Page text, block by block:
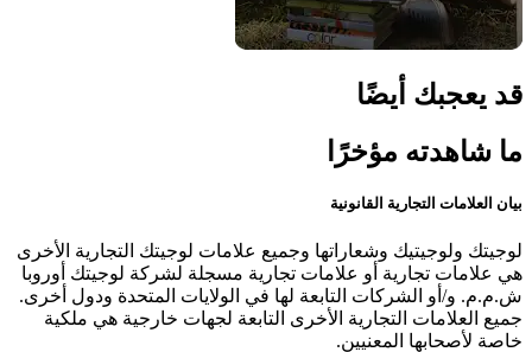
قد يعجبك أيضًا
ما شاهدته مؤخرًا
بيان العلامات التجارية القانونية
لوجيتك ولوجيتيك وشعاراتها وجميع علامات لوجيتك التجارية الأخرى
هي علامات تجارية أو علامات تجارية مسجلة لشركة لوجيتك أوروبا
ش.م.م. و/أو الشركات التابعة لها في الولايات المتحدة ودول أخرى.
جميع العلامات التجارية الأخرى التابعة لجهات خارجية هي ملكية
خاصة لأصحابها المعنيين.